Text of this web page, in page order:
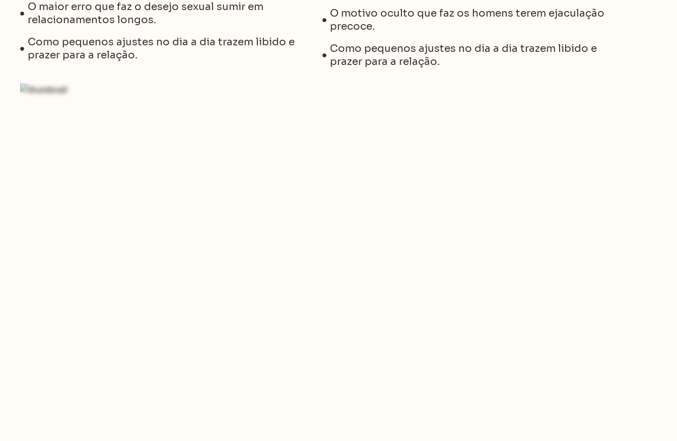
O maior erro que faz o desejo sexual sumir em
relacionamentos longos.
Como pequenos ajustes no dia a dia trazem libido e
prazer para a relação.
O motivo oculto que faz os homens terem ejaculação
precoce.
Como pequenos ajustes no dia a dia trazem libido e
prazer para a relação.